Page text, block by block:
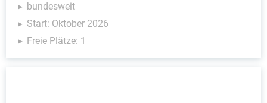
bundesweit
Start: Oktober 2026
Freie Plätze: 1